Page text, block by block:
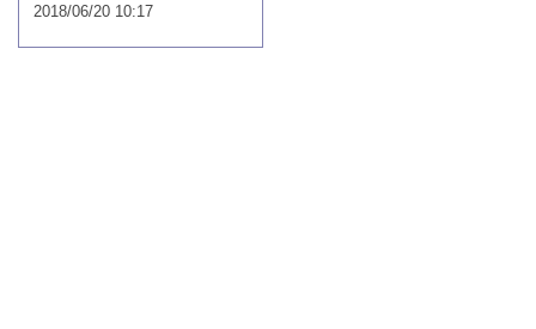
2018/06/20 10:17